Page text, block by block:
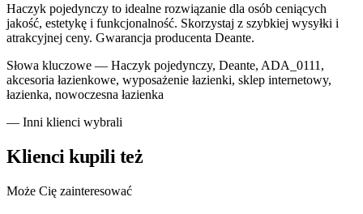
Haczyk pojedynczy to idealne rozwiązanie dla osób ceniących
jakość, estetykę i funkcjonalność. Skorzystaj z szybkiej wysyłki i
atrakcyjnej ceny. Gwarancja producenta Deante.
Słowa kluczowe — Haczyk pojedynczy, Deante, ADA_0111,
akcesoria łazienkowe, wyposażenie łazienki, sklep internetowy,
łazienka, nowoczesna łazienka
— Inni klienci wybrali
Klienci kupili też
Może Cię zainteresować